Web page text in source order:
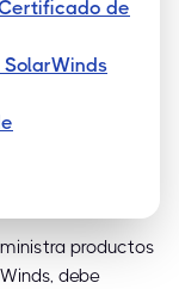
de
productos
debe